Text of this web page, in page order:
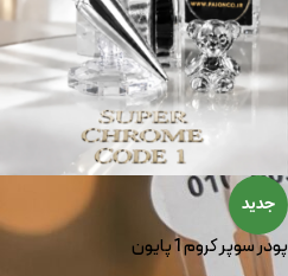
جدید
پودر سوپر کروم 1 پایون